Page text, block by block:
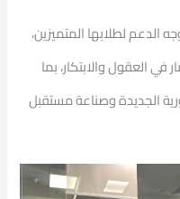
الدعم لطلابها المتميزين،
في العقول والابتكار، بما
الجديدة وصناعة مستقبل